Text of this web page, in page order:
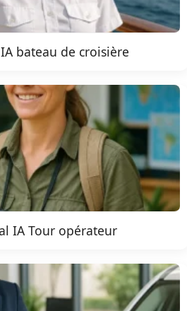
bateau de croisière
IA Tour opérateur